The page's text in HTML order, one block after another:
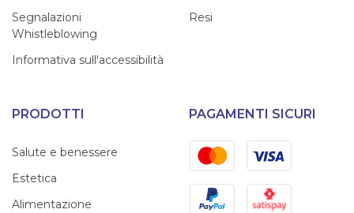
Segnalazioni
Whistleblowing
Informativa sull'accessibilità
Resi
PRODOTTI
Salute e benessere
Estetica
Alimentazione
PAGAMENTI SICURI
MastercardVisa
PayPal Satispay